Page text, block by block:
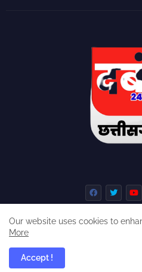
Our website uses cookies to
More
Accept !